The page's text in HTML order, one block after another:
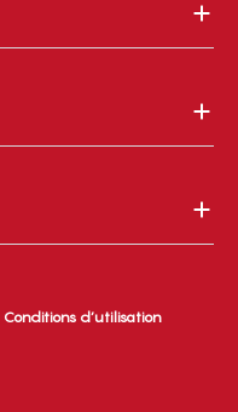
Conditions d’utilisation